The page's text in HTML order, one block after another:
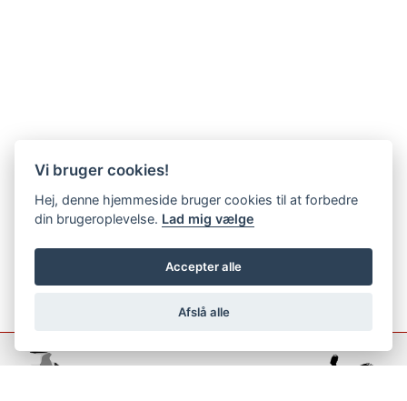
Vi bruger cookies!
Hej, denne hjemmeside bruger cookies til at forbedre
din brugeroplevelse. Lad mig vælge
Accepter alle
Afslå alle